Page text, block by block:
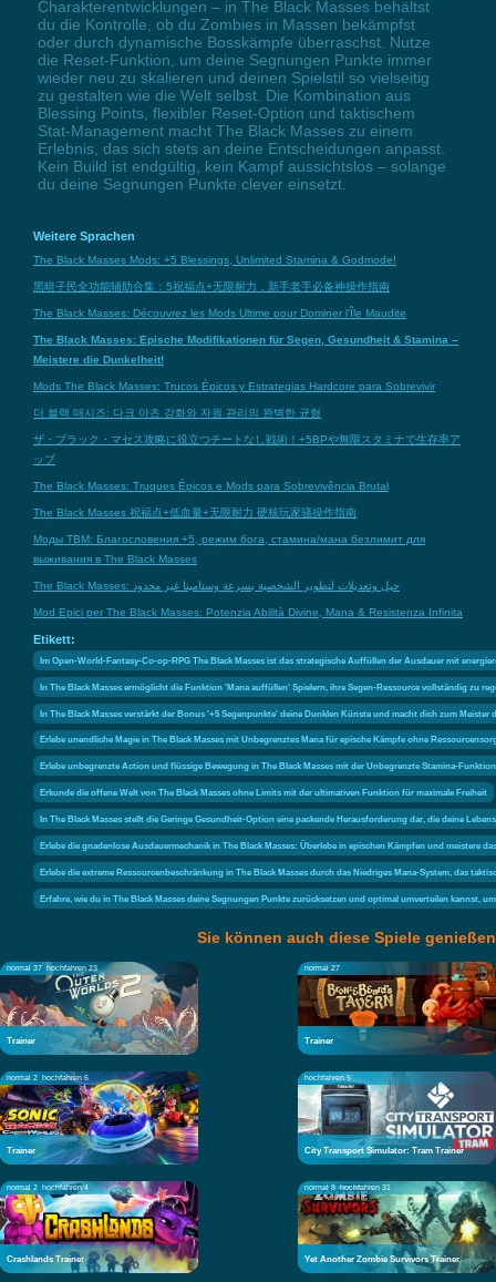
Charakterentwicklungen – in The Black Masses behältst
du die Kontrolle, ob du Zombies in Massen bekämpfst
oder durch dynamische Bosskämpfe überraschst. Nutze
die Reset-Funktion, um deine Segnungen Punkte immer
wieder neu zu skalieren und deinen Spielstil so vielseitig
zu gestalten wie die Welt selbst. Die Kombination aus
Blessing Points, flexibler Reset-Option und taktischem
Stat-Management macht The Black Masses zu einem
Erlebnis, das sich stets an deine Entscheidungen anpasst.
Kein Build ist endgültig, kein Kampf aussichtslos – solange
du deine Segnungen Punkte clever einsetzt.
Weitere Sprachen
The Black Masses Mods: +5 Blessings, Unlimited Stamina & Godmode!
黑暗子民全功能辅助合集：5祝福点+无限耐力，新手老手必备神操作指南
The Black Masses: Découvrez les Mods Ultime pour Dominer l'Île Maudite
The Black Masses: Epische Modifikationen für Segen, Gesundheit & Stamina –
Meistere die Dunkelheit!
Mods The Black Masses: Trucos Épicos y Estrategias Hardcore para Sobrevivir
더 블랙 매시즈: 다크 아츠 강화와 자원 관리의 완벽한 균형
ザ・ブラック・マセス攻略に役立つチートなし戦術！+5BPや無限スタミナで生存率ア
ップ
The Black Masses: Truques Épicos e Mods para Sobrevivência Brutal
The Black Masses 祝福点+低血量+无限耐力 硬核玩家骚操作指南
Моды TBM: Благословения +5, режим бога, стамина/мана безлимит для
выживания в The Black Masses
The Black Masses: حيل وتعديلات لتطوير الشخصية بسرعة وستامينا غير محدود
Mod Epici per The Black Masses: Potenzia Abilità Divine, Mana & Resistenza Infinita
Etikett:
Im Open-World-Fantasy-Co-op-RPG The Black Masses ist das strategische Auffüllen der Ausdauer mit
In The Black Masses ermöglicht die Funktion 'Mana auffüllen' Spielern, ihre Segen-Ressource vollständig zu
In The Black Masses verstärkt der Bonus '+5 Segenpunkte' deine Dunklen Künste und macht dich zum
Erlebe unendliche Magie in The Black Masses mit Unbegrenztes Mana für epische Kämpfe ohne
Erlebe unbegrenzte Action und flüssige Bewegung in The Black Masses mit der Unbegrenzte Stamina-Funktion
Erkunde die offene Welt von The Black Masses ohne Limits mit der ultimativen Funktion für maximale Freiheit
In The Black Masses stellt die Geringe Gesundheit-Option eine packende Herausforderung dar, die deine
Erlebe die gnadenlose Ausdauermechanik in The Black Masses: Überlebe in epischen Kämpfen und meistere
Erlebe die extreme Ressourcenbeschränkung in The Black Masses durch das Niedriges Mana-System, das
Erfahre, wie du in The Black Masses deine Segnungen Punkte zurücksetzen und optimal umverteilen kannst,
Sie können auch diese Spiele genießen
normal 37 hochfahren 23
Trainer
normal 27
Trainer
normal 2 hochfahren 6
Trainer
hochfahren 5
City Transport Simulator: Tram Trainer
normal 2 hochfahren 4
Crashlands Trainer
normal 8 hochfahren 31
Yet Another Zombie Survivors Trainer